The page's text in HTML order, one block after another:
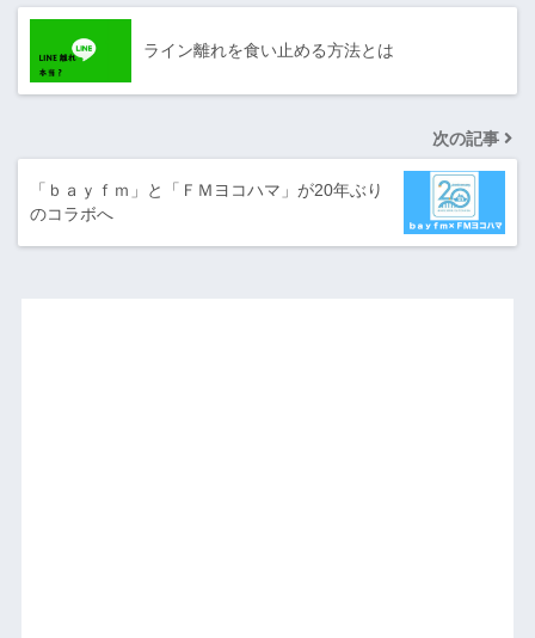
ライン離れを食い止める方法とは
次の記事
「ｂａｙｆｍ」と「ＦＭヨコハマ」が20年ぶり
のコラボへ